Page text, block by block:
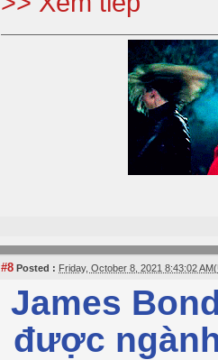
#8 Posted : Friday, October 8, 2021 8:43:02
James
được